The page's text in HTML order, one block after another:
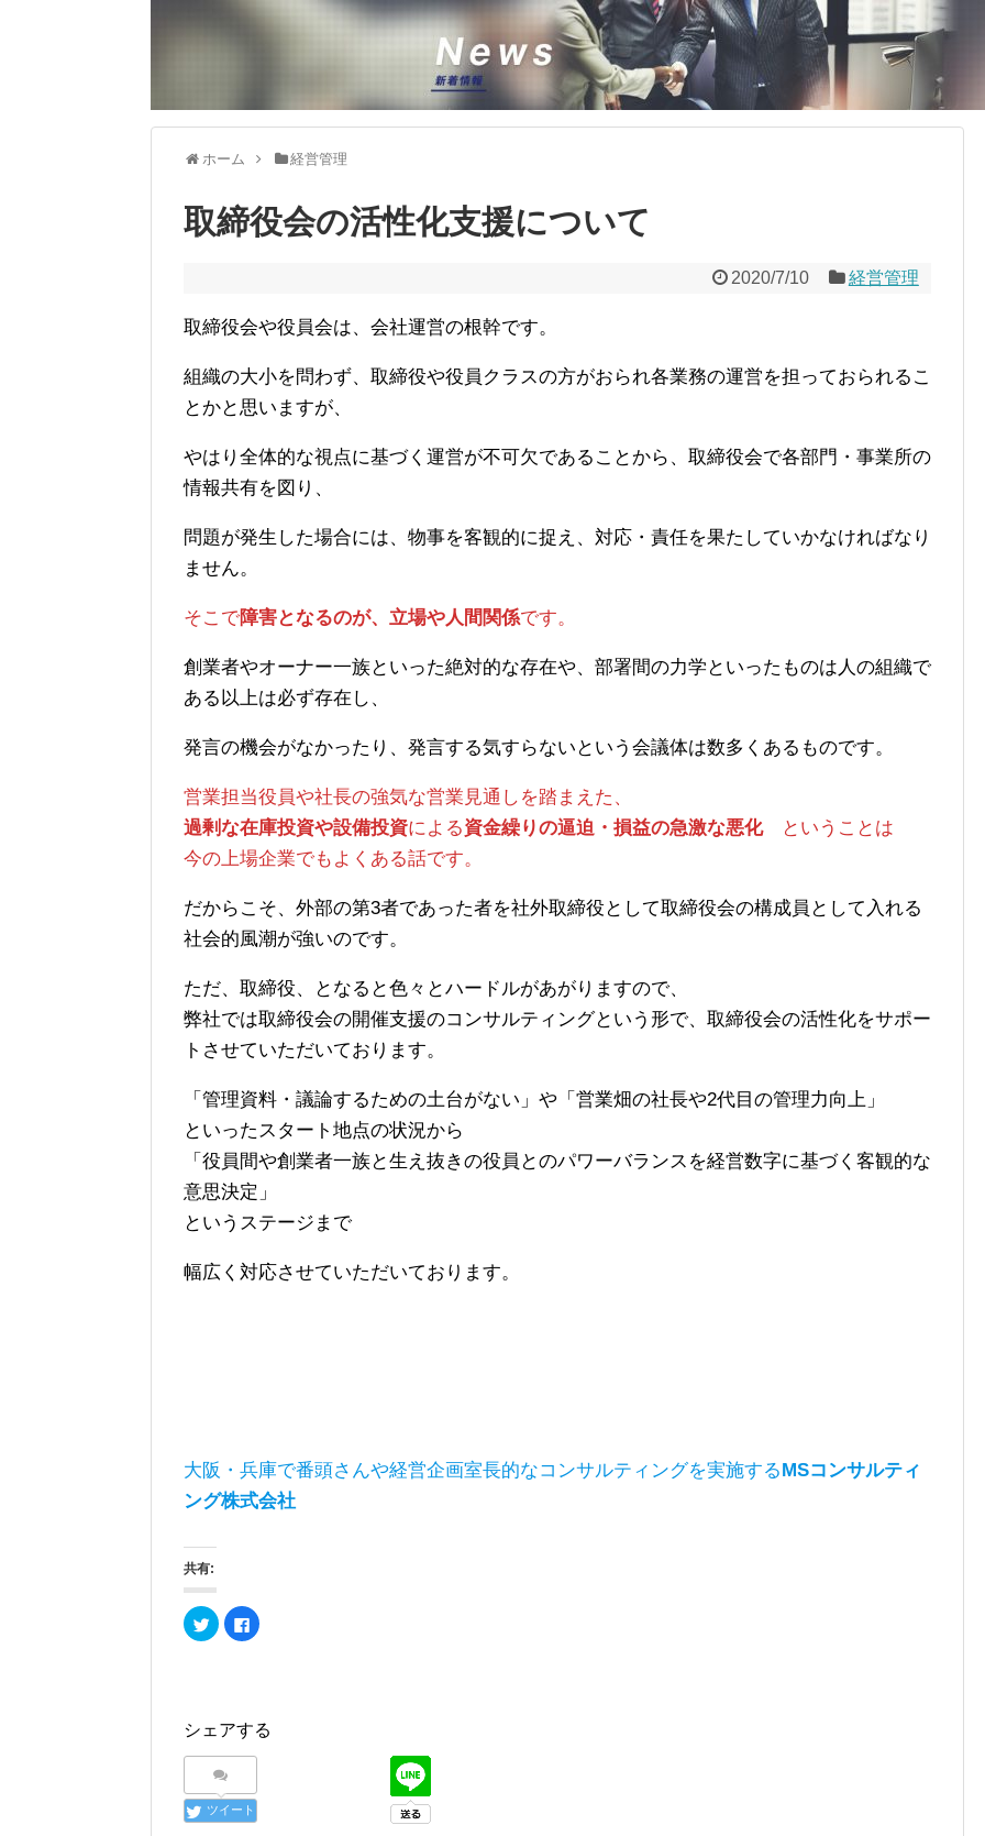
ホーム 経営管理
取締役会の活性化支援について
2020/7/10 経営管理
取締役会や役員会は、会社運営の根幹です。
組織の大小を問わず、取締役や役員クラスの方がおられ各業務の運営を担っておられるこ
とかと思いますが、
やはり全体的な視点に基づく運営が不可欠であることから、取締役会で各部門・事業所の
情報共有を図り、
問題が発生した場合には、物事を客観的に捉え、対応・責任を果たしていかなければなり
ません。
そこで障害となるのが、立場や人間関係です。
創業者やオーナー一族といった絶対的な存在や、部署間の力学といったものは人の組織で
ある以上は必ず存在し、
発言の機会がなかったり、発言する気すらないという会議体は数多くあるものです。
営業担当役員や社長の強気な営業見通しを踏まえた、
過剰な在庫投資や設備投資による資金繰りの逼迫・損益の急激な悪化ということは
今の上場企業でもよくある話です。
だからこそ、外部の第3者であった者を社外取締役として取締役会の構成員として入れる
社会的風潮が強いのです。
ただ、取締役、となると色々とハードルがあがりますので、
弊社では取締役会の開催支援のコンサルティングという形で、取締役会の活性化をサポー
トさせていただいております。
「管理資料・議論するための土台がない」や「営業畑の社長や2代目の管理力向上」
といったスタート地点の状況から
「役員間や創業者一族と生え抜きの役員とのパワーバランスを経営数字に基づく客観的な
意思決定」
というステージまで
幅広く対応させていただいております。
大阪・兵庫で番頭さんや経営企画室長的なコンサルティングを実施するMSコンサルティ
ング株式会社
共有:
ク
リ
i
t
t
r
で
共
有
F
a
で
共
有
に
は
ク
シェアする
ツイート